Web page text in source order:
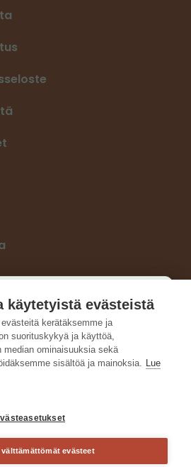
käytetyistä evästeistä
kerätäksemme ja
suorituskykyä ja käyttöä,
ominaisuuksia sekä
sisältöä ja mainoksia. Lue
välttämättömät evästeet
uutiskirje
LinkedInissä
ja vastaa lyhyeen